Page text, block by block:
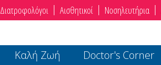
Διατροφολόγοι Αισθητικοί Νοσηλευτήρια
Καλή Ζωή Doctor's Corner